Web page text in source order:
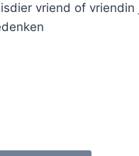
vriend of